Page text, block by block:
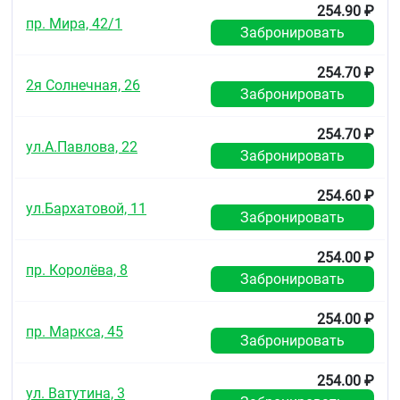
По 10 таблеток в ПВХ/алюминиевом блистере.
применению упакованы в пачку картонную.
Хранить в недоступном для детей месте.
2 года.
Не использовать после истечения срока годности,
указанного на упаковке.
Без рецепта.
пр. Мира, 42/1
254.90 ₽
Забронировать
2я Солнечная, 26
254.70 ₽
Забронировать
ул.А.Павлова, 22
254.70 ₽
Забронировать
ул.Бархатовой, 11
254.60 ₽
Забронировать
пр. Королёва, 8
254.00 ₽
Забронировать
пр. Маркса, 45
254.00 ₽
Забронировать
ул. Ватутина, 3
254.00 ₽